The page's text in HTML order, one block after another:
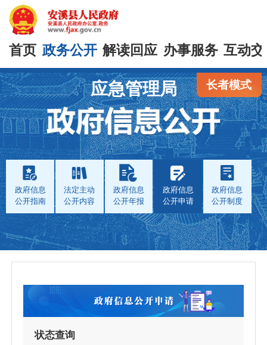
首页 政务公开 解读回应 办事服务 互动
长者模式
应急管理局
政府信息
公开指南
法定主动
公开内容
政府信息
公开年报
政府信息
公开申请
政府信息
公开制度
状态查询